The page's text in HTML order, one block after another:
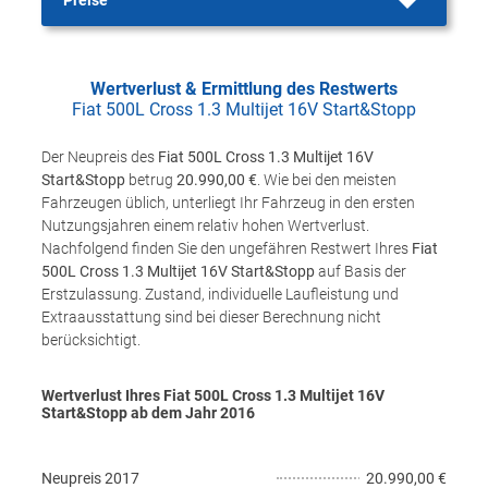
Wertverlust & Ermittlung des Restwerts
Fiat 500L Cross 1.3 Multijet 16V Start&Stopp
Der Neupreis des Fiat 500L Cross 1.3 Multijet 16V
Start&Stopp betrug 20.990,00 € . Wie bei den meisten
Fahrzeugen üblich, unterliegt Ihr Fahrzeug in den ersten
Nutzungsjahren einem relativ hohen Wertverlust.
Nachfolgend finden Sie den ungefähren Restwert Ihres Fiat
500L Cross 1.3 Multijet 16V Start&Stoppauf Basis der
Erstzulassung. Zustand, individuelle Laufleistung und
Extraausstattung sind bei dieser Berechnung nicht
berücksichtigt.
Wertverlust Ihres Fiat 500L Cross 1.3 Multijet 16V
Start&Stopp ab dem Jahr2016
Neupreis2017 20.990,00 €